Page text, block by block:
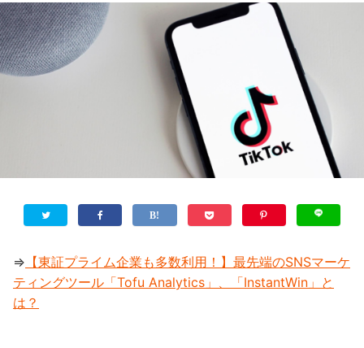
⇒ 【東証プライム企業も多数利用！】最先端のSNSマーケ
ティングツール「Tofu Analytics」、「InstantWin」と
は？